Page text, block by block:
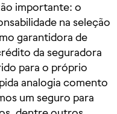
importante: o
na seleção
garantidora de
da seguradora
para o próprio
analogia comento
um seguro para